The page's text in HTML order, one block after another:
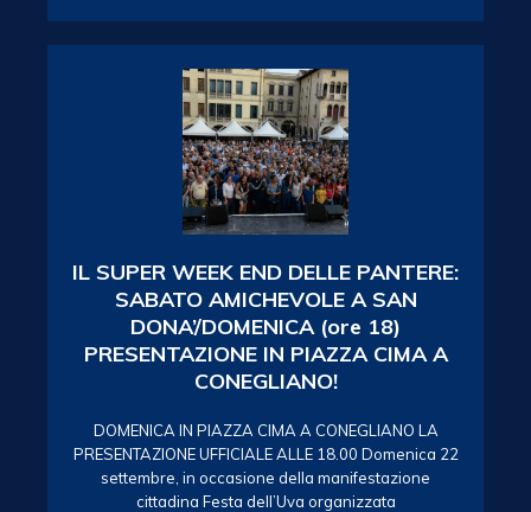
IL SUPER WEEK END DELLE PANTERE:
SABATO AMICHEVOLE A SAN
DONA’/DOMENICA (ore 18)
PRESENTAZIONE IN PIAZZA CIMA A
CONEGLIANO!
DOMENICA IN PIAZZA CIMA A CONEGLIANO LA
PRESENTAZIONE UFFICIALE ALLE 18.00 Domenica 22
settembre, in occasione della manifestazione
cittadina Festa dell’Uva organizzata